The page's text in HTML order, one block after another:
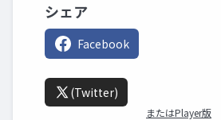
シェア
Facebook
(Twitter)
またはPlayer版